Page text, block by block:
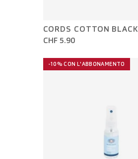
CORDS COTTON BLACK
CHF 5.90
-10% CON L'ABBONAMENTO